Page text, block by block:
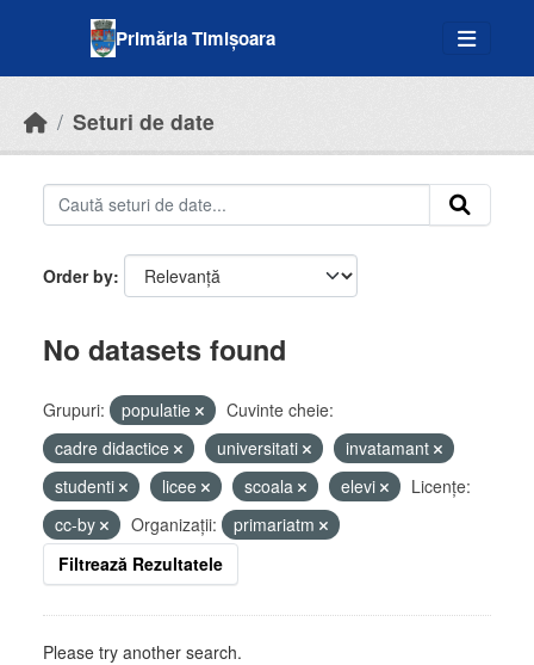
Primăria Timișoara
Seturi de date
Order by
No datasets found
Grupuri: populatie
Cuvinte cheie:
cadre didactice
universitati
invatamant
studenti
licee scoala elevi
Licenţe:
cc-by
Organizații:
primariatm
Filtrează Rezultatele
Please try another search.